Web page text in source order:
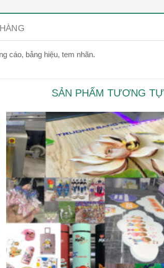
cáo, bảng hiệu, tem nhãn.
SẢN PHẨM TƯƠNG TỰ